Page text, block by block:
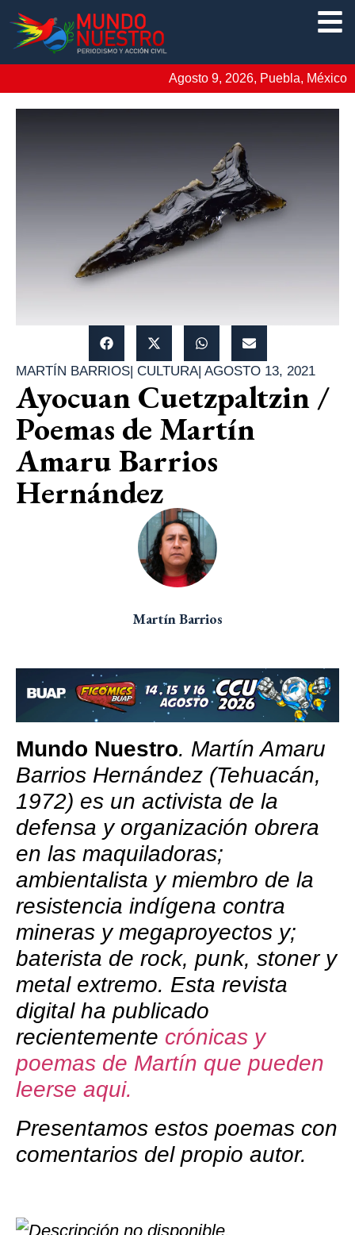
Agosto 9, 2026, Puebla, México
MARTÍN BARRIOS| CULTURA| AGOSTO 13, 2021
Ayocuan Cuetzpaltzin /
Poemas de Martín
Amaru Barrios
Hernández
Martín Barrios
Mundo Nuestro. Martín Amaru
Barrios Hernández (Tehuacán,
1972) es un activista de la
defensa y organización obrera
en las maquiladoras;
ambientalista y miembro de la
resistencia indígena contra
mineras y megaproyectos y;
baterista de rock, punk, stoner y
metal extremo. Esta revista
digital ha publicado
recientemente crónicas y
poemas de Martín que pueden
leerse aqui.
Presentamos estos poemas con
comentarios del propio autor.